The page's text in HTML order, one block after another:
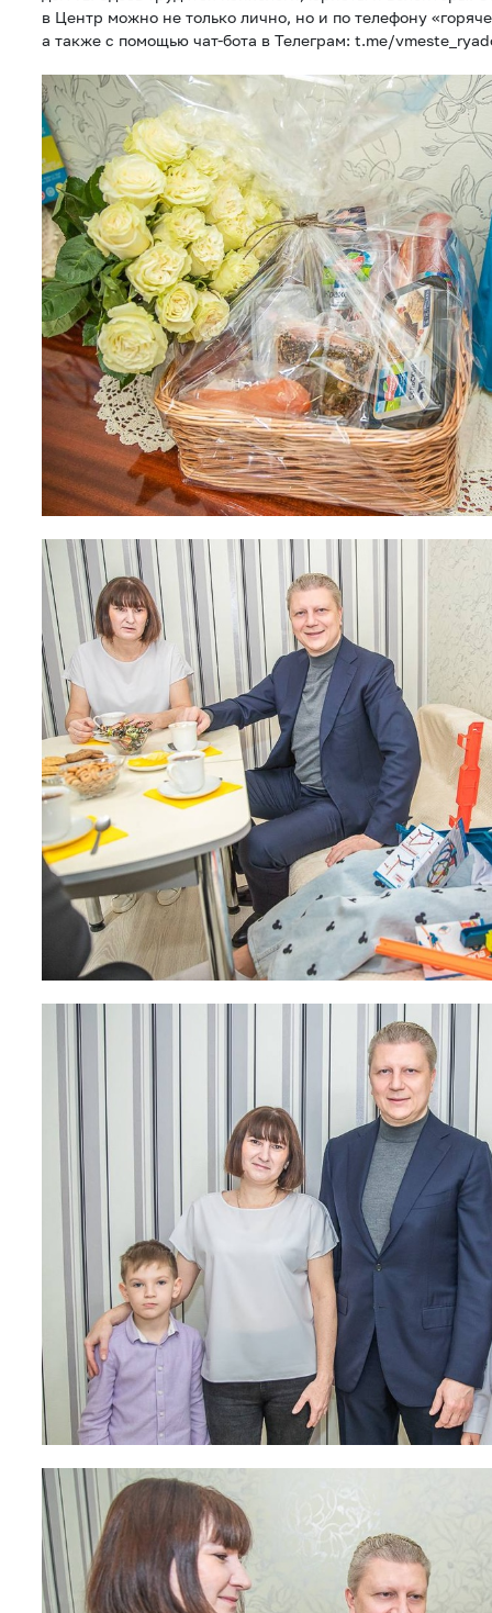
в Центр можно не только лично, но и по телефону
а также с помощью чат-бота в Телеграм: t.me/